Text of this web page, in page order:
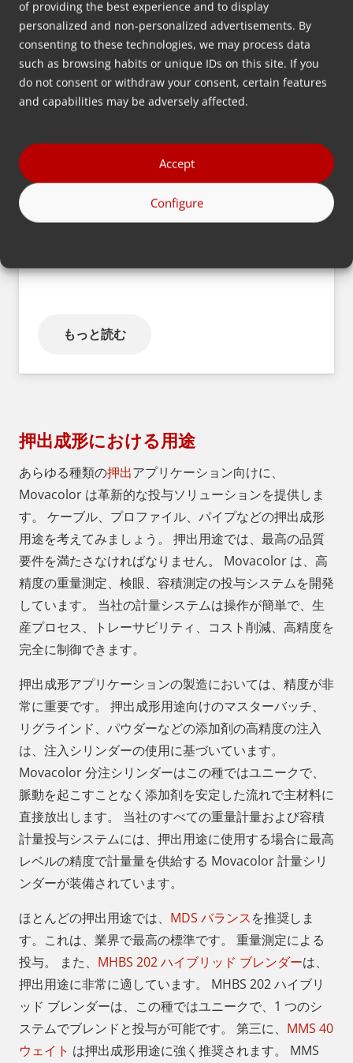
of providing the best experience and to display
personalized and non-personalized advertisements. By
consenting to these technologies, we may process data
such as browsing habits or unique IDs on this site. If you
do not consent or withdraw your consent, certain features
and capabilities may be adversely affected.
Accept
Configure
パイプ＆プロファイル
もっと読む
押出成形における用途
あらゆる種類の押出アプリケーション向けに、
Movacolor は革新的な投与ソリューションを提供しま
す。 ケーブル、プロファイル、パイプなどの押出成形
用途を考えてみましょう。 押出用途では、最高の品質
要件を満たさなければなりません。 Movacolor は、高
精度の重量測定、検眼、容積測定の投与システムを開発
しています。 当社の計量システムは操作が簡単で、生
産プロセス、トレーサビリティ、コスト削減、高精度を
完全に制御できます。
押出成形アプリケーションの製造においては、精度が非
常に重要です。 押出成形用途向けのマスターバッチ、
リグラインド、パウダーなどの添加剤の高精度の注入
は、注入シリンダーの使用に基づいています。
Movacolor 分注シリンダーはこの種ではユニークで、
脈動を起こすことなく添加剤を安定した流れで主材料に
直接放出します。 当社のすべての重量計量および容積
計量投与システムには、押出用途に使用する場合に最高
レベルの精度で計量量を供給する Movacolor 計量シリ
ンダーが装備されています。
ほとんどの押出用途では、 MDS バランスを推奨しま
す。これは、業界で最高の標準です。 重量測定による
投与。 また、 MHBS 202 ハイブリッド ブレンダーは、
押出用途に非常に適しています。 MHBS 202 ハイブリ
ッド ブレンダーは、この種ではユニークで、1 つのシ
ステムでブレンドと投与が可能です。 第三に、 MMS 40
ウェイト は押出成形用途に強く推奨されます。 MMS